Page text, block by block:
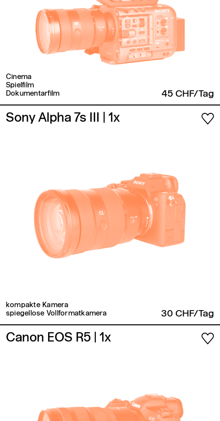
Cinema
Spielfilm
Dokumentarfilm
45 CHF/Tag
Sony Alpha 7s III | 1x
kompakte Kamera
spiegellose Vollformatkamera
30 CHF/Tag
Canon EOS R5 | 1x